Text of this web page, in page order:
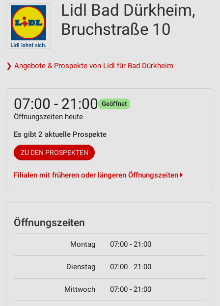
Lidl Bad Dürkheim,
Bruchstraße 10
❯ Angebote & Prospekte von Lidl für Bad Dürkheim
07:00 - 21:00 Geöffnet
Öffnungszeiten heute
Es gibt 2 aktuelle Prospekte
ZU DEN PROSPEKTEN
Filialen mit früheren oder längeren Öffnungszeiten
Öffnungszeiten
Montag 07:00 - 21:00
Dienstag 07:00 - 21:00
Mittwoch 07:00 - 21:00